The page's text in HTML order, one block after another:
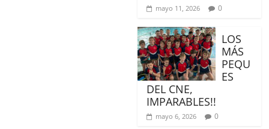
mayo 11, 2026 0
LOS
MÁS
PEQU
ES
DEL CNE,
IMPARABLES!!
mayo 6, 2026 0